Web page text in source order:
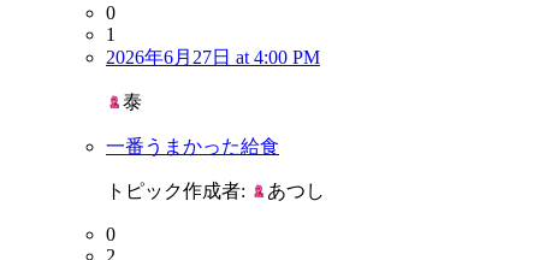
0
1
2026年6月27日 at 4:00 PM
泰
一番うまかった給食
トピック作成者: あつし
0
2